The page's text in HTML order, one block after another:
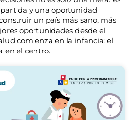
y una oportunidad
un país más sano, más
oportunidades desde el
comienza en la infancia: el
en el centro.